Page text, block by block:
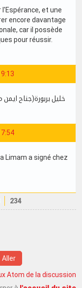
et une
encore davantage
car il possède
pour réussir.
خليل بربورة(جناح
Limam a signé chez
234
Atom de la discussion